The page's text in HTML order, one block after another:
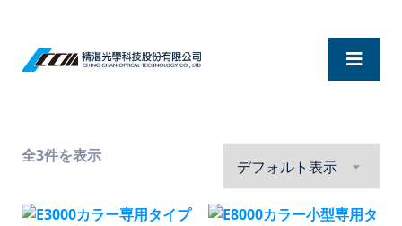
全3件を表示